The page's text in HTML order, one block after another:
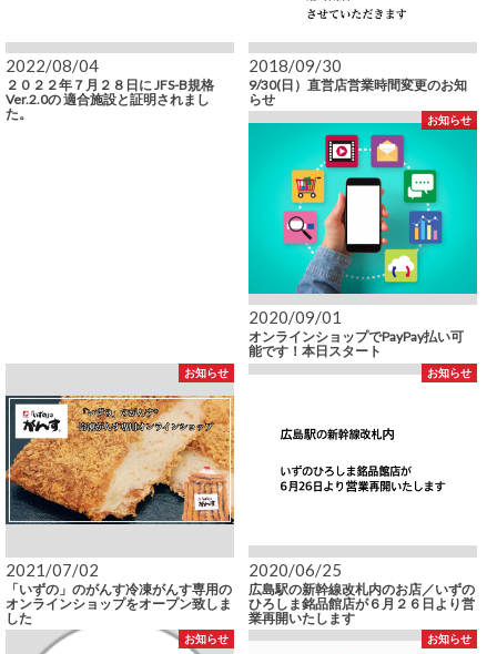
2022/08/04
２０２２年７月２８日に JFS-B規格
Ver.2.0の 適合施設と証明されまし
た。
2018/09/30
9/30(日）直営店営業時間変更のお知
らせ
お知らせ
2020/09/01
オンラインショップでPayPay払い可
能です！本日スタート
お知らせ
2021/07/02
「いずの」のがんす冷凍がんす専用の
オンラインショップをオープン致しま
した
お知らせ
2020/06/25
広島駅の新幹線改札内のお店／いずの
ひろしま銘品館店が６月２６日より営
業再開いたします
お知らせ お知らせ